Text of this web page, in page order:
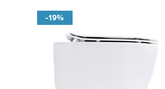
-19%